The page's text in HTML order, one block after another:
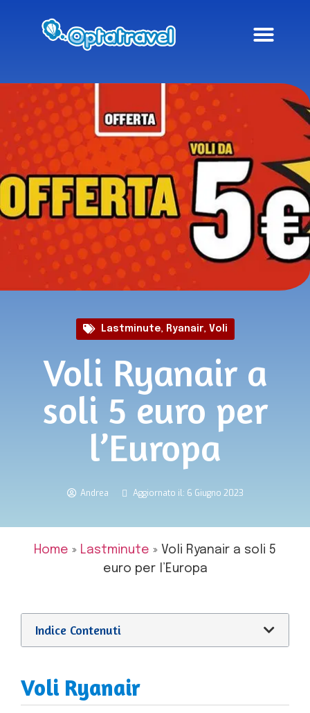
Lastminute, Ryanair, Voli
Voli Ryanair a
soli 5 euro per
l’Europa
Andrea Aggiornato il: 6 Giugno 2023
Home » Lastminute » Voli Ryanair a soli 5
euro per l’Europa
Indice Contenuti
Voli Ryanair